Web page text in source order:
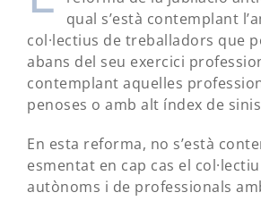
qual s’està contemplant
col·lectius de treballadors que
abans del seu exercici
contemplant aquelles
penoses o amb alt índex de
En esta reforma, no s’està
esmentat en cap cas el
autònoms i de professionals